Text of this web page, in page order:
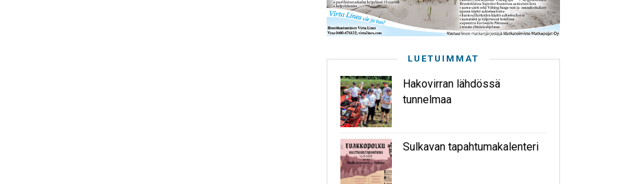
LUETUIMMAT
Hakovirran lähdössä
tunnelmaa
Sulkavan tapahtumakalenteri